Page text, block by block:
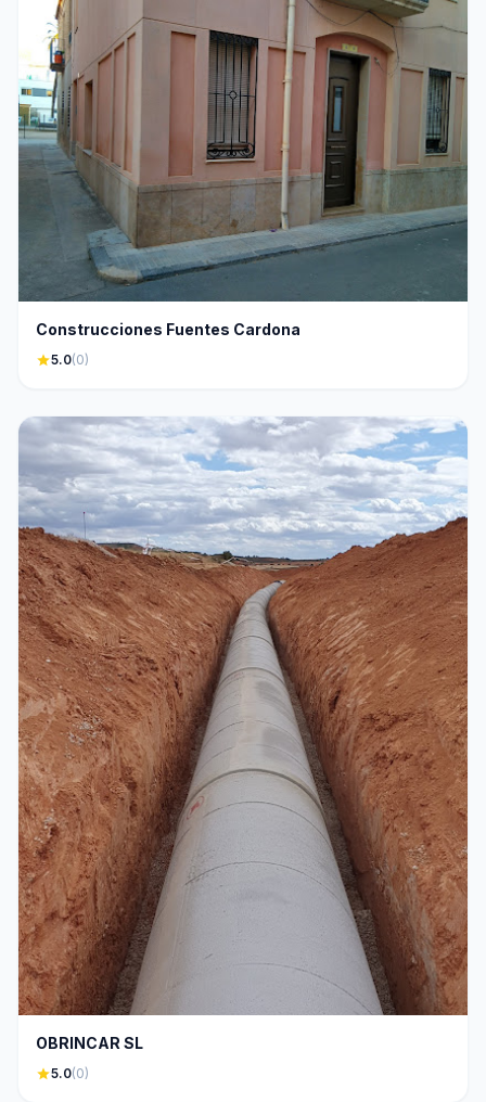
Construcciones Fuentes Cardona
star5.0(0)
OBRINCAR SL
star5.0(0)